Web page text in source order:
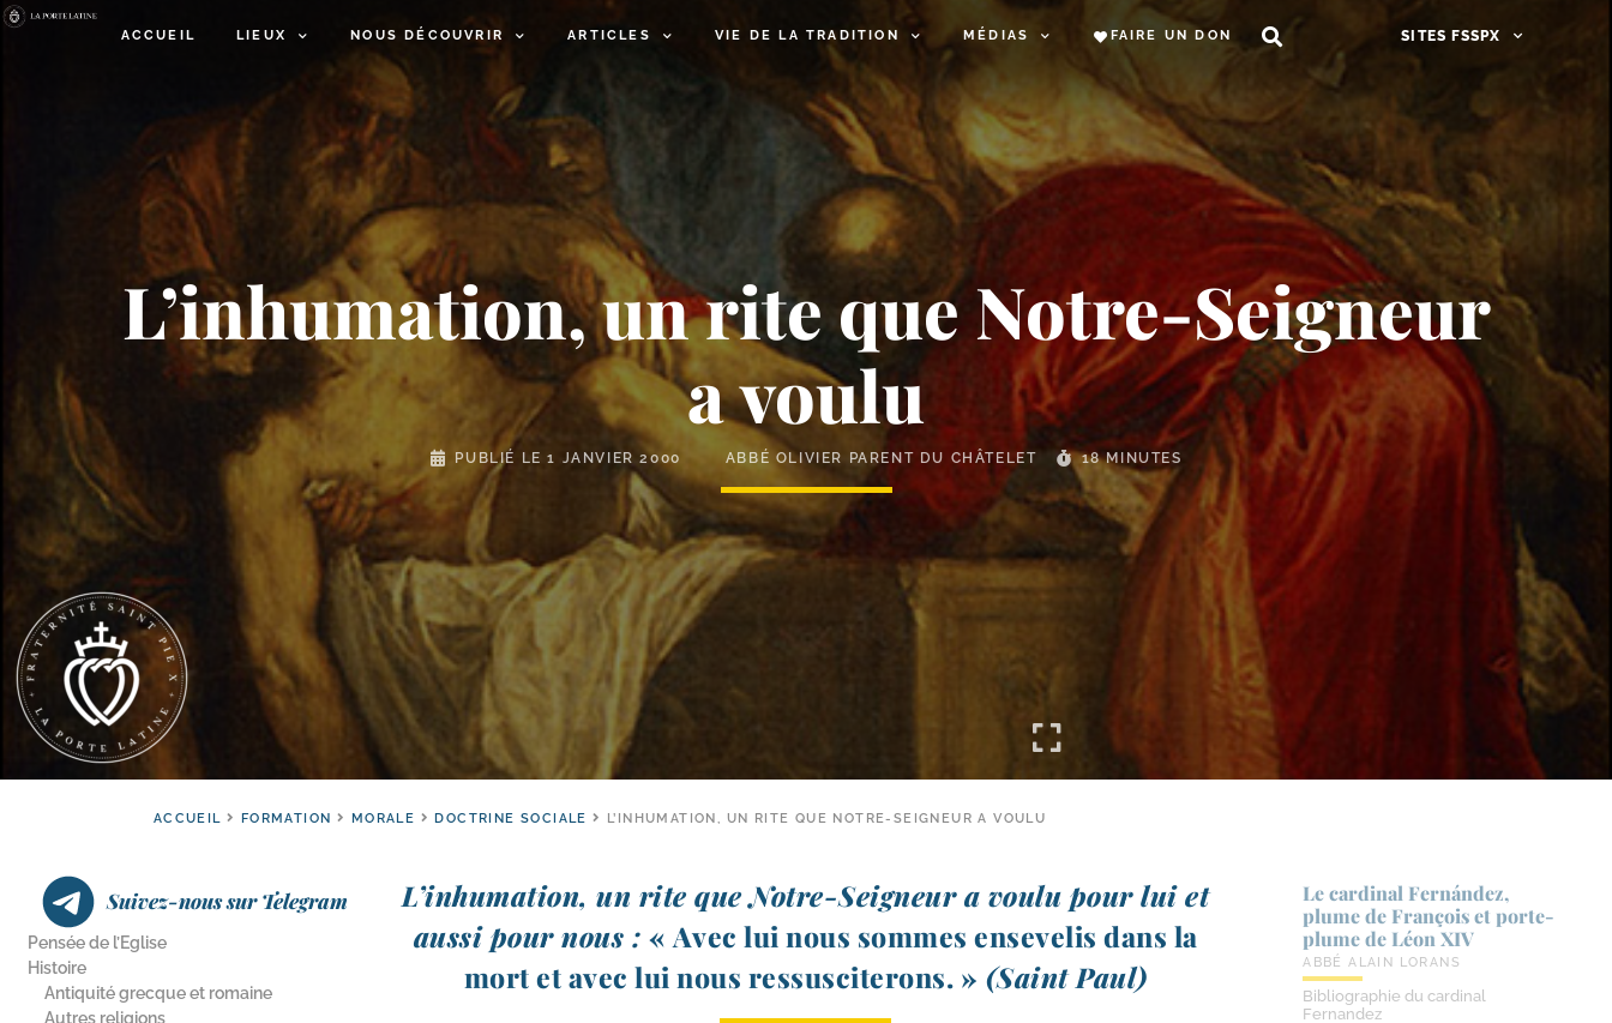
ACCUEIL LIEUX NOUS DÉCOUVRIR ARTICLES VIE DE LA TRADITION MÉDIAS FAIRE UN DON SITES FSSPX
L’inhumation, un rite que Notre-​Seigneur
a voulu
PUBLIÉ LE1 JANVIER 2000 ABBÉ OLIVIER PARENT DU CHÂTELET 18 MINUTES
ACCUEIL FORMATION MORALE DOCTRINE SOCIALE L’INHUMATION, UN RITE QUE NOTRE-SEIGNEUR A VOULU
Suivez-nous sur Telegram
Pensée de l’Eglise
Histoire
Antiquité grecque et romaine
Autres religions
L’inhumation, un rite que Notre-​Seigneur a vou­lu pour lui et
aus­si pour nous : « Avec lui nous sommes ense­ve­lis dans la
mort et avec lui nous res­sus­ci­te­rons. » (Saint Paul)
Le cardinal Fernández,
plume de François et porte-​
plume de Léon XIV
ABBÉ ALAIN LORANS
Bibliographie du cardinal
Fernandez